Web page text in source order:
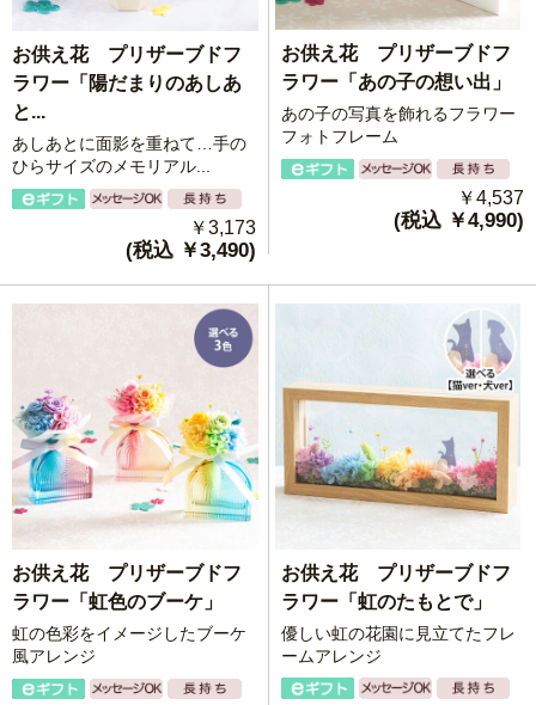
お供え花 プリザーブドフ
ラワー「陽だまりのあしあ
と...
あしあとに面影を重ねて…手の
ひらサイズのメモリアル...
￥3,173
(税込 ￥3,490)
お供え花 プリザーブドフ
ラワー「あの子の想い出」
あの子の写真を飾れるフラワー
フォトフレーム
￥4,537
(税込 ￥4,990)
お供え花 プリザーブドフ
ラワー「虹色のブーケ」
虹の色彩をイメージしたブーケ
風アレンジ
お供え花 プリザーブドフ
ラワー「虹のたもとで」
優しい虹の花園に見立てたフレ
ームアレンジ